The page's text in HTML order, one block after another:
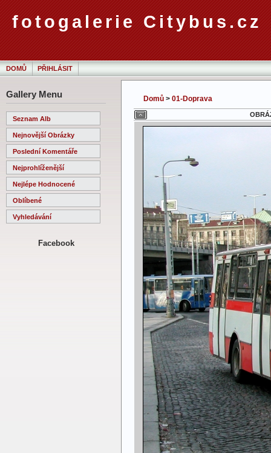
fotogalerie Citybus.cz
DOMŮ PŘIHLÁSIT
Gallery Menu
Seznam Alb
Nejnovější Obrázky
Poslední Komentáře
Nejprohlíženější
Nejlépe Hodnocené
Oblíbené
Vyhledávání
Facebook
Domů > 01-Doprava